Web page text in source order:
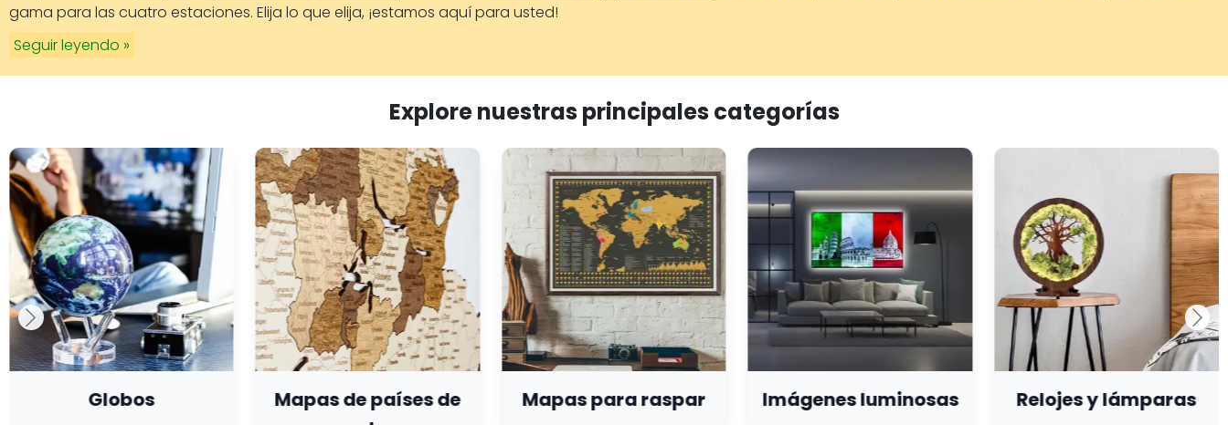
gama para las cuatro estaciones. Elija lo que elija, ¡estamos aquí para usted!
Seguir leyendo »
Explore nuestras principales categorías
Globos
Mapas de países de
Mapas para raspar Imágenes luminosas Relojes y lámparas